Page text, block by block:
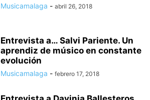
Musicamalaga - abril 26, 2018
Entrevista a… Salvi Pariente. Un
aprendiz de músico en constante
evolución
Musicamalaga - febrero 17, 2018